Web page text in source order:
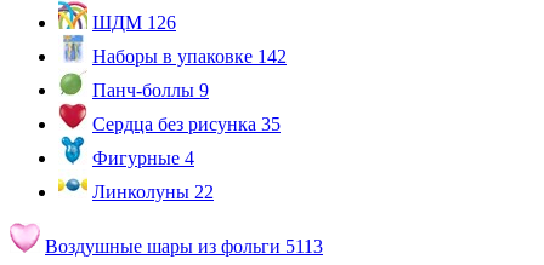
ШДМ 126
Наборы в упаковке 142
Панч-боллы 9
Сердца без рисунка 35
Фигурные 4
Линколуны 22
Воздушные шары из фольги 5113